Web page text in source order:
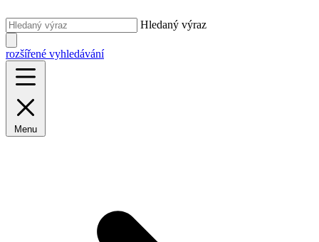
Hledaný výraz
rozšířené vyhledávání
Menu